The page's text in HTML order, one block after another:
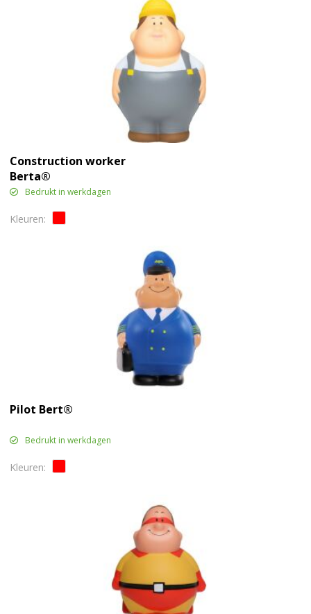
Construction worker
Berta®
Bedrukt in werkdagen
Pilot Bert®
Bedrukt in werkdagen